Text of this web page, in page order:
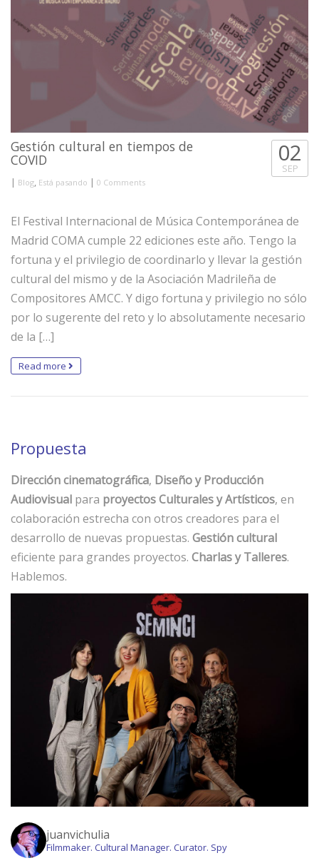
Gestión cultural en tiempos de
COVID
| Blog, Está pasando | 0 Comments
02
SEP
El Festival Internacional de Música Contemporánea de
Madrid COMA cumple 22 ediciones este año. Tengo la
fortuna y el privilegio de coordinarlo y llevar la gestión
cultural del mismo y de la Asociación Madrileña de
Compositores AMCC. Y digo fortuna y privilegio no sólo
por lo sugerente del reto y lo absolutamente necesario
de la […]
Read more
Propuesta
Dirección cinematográfica, Diseño y Producción
Audiovisual para proyectos Culturales y Artísticos, en
colaboración estrecha con otros creadores para el
desarrollo de nuevas propuestas. Gestión cultural
eficiente para grandes proyectos. Charlas y Talleres.
Hablemos.
juanvichulia
Filmmaker. Cultural Manager. Curator. Spy